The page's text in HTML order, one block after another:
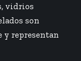
vidrios
son
y representan